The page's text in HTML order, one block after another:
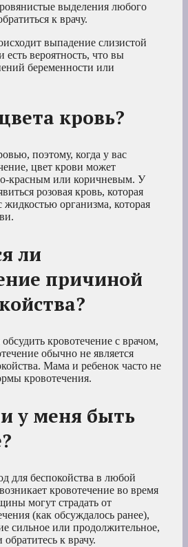
выделения любого
к врачу.
выпадение слизистой
вероятность, что вы
беременности или
кровь?
поэтому, когда у вас
цвет крови может
красным или коричневым. У
розовая кровь, которая
жидкостью организма, которая
ли
причиной
кровотечение с врачом,
обычно не является
Мама и ребенок часто не
кровотечения.
у меня быть
для беспокойства в любой
кровотечение во время
могут страдать от
(как обсуждалось ранее),
сильное или продолжительное,
к врачу.